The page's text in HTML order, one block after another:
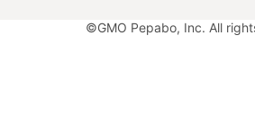
©GMO Pepabo, Inc. All